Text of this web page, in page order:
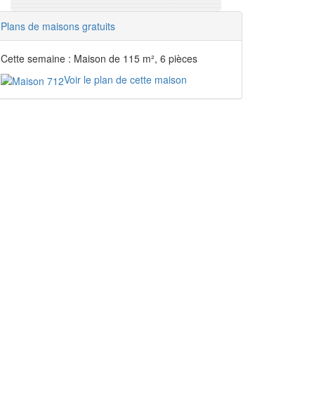
Plans de maisons gratuits
Cette semaine : Maison de 115 m², 6 pièces
Voir le plan de cette maison